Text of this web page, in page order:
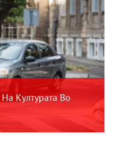
Културата Во